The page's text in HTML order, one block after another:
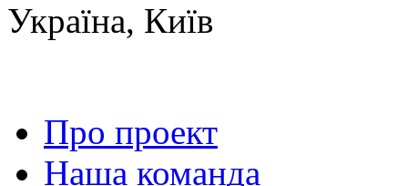
Україна, Київ
Про проект
Наша команда